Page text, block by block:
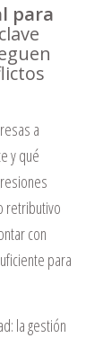
para
a
y qué
retributivo
con
para
la gestión